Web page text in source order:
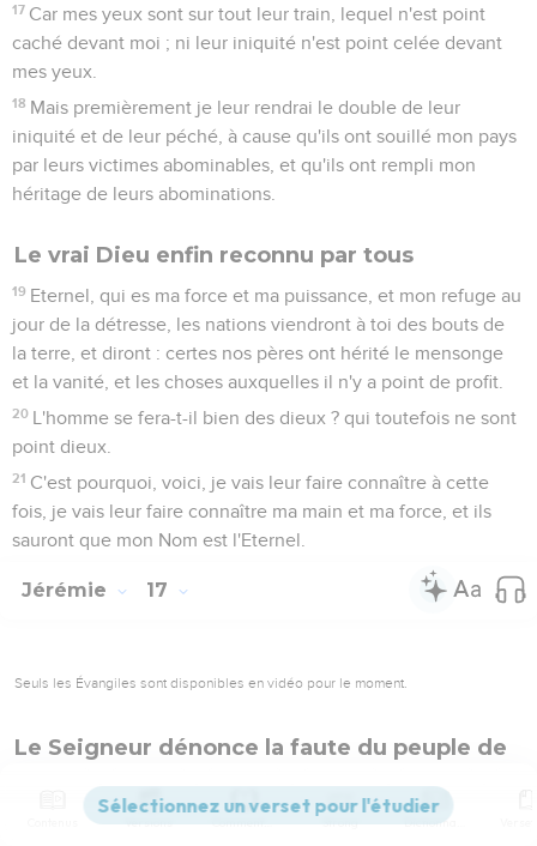
17 Car mes yeux sont sur tout leur train, lequel n'est point
caché devant moi ; ni leur iniquité n'est point celée devant
mes yeux.
18 Mais premièrement je leur rendrai le double de leur
iniquité et de leur péché, à cause qu'ils ont souillé mon pays
par leurs victimes abominables, et qu'ils ont rempli mon
héritage de leurs abominations.
Le vrai Dieu enfin reconnu par tous
19 Eternel, qui es ma force et ma puissance, et mon refuge au
jour de la détresse, les nations viendront à toi des bouts de
la terre, et diront : certes nos pères ont hérité le mensonge
et la vanité, et les choses auxquelles il n'y a point de profit.
20 L'homme se fera-t-il bien des dieux ? qui toutefois ne sont
point dieux.
21 C'est pourquoi, voici, je vais leur faire connaître à cette
fois, je vais leur faire connaître ma main et ma force, et ils
sauront que mon Nom est l'Eternel.
Jérémie 17
Seuls les Évangiles sont disponibles en vidéo pour le moment.
Le Seigneur dénonce la faute du peuple de
Le péché de Juda est écrit avec un burin d’acier de fer, [et]
Versions Commentaires Strong